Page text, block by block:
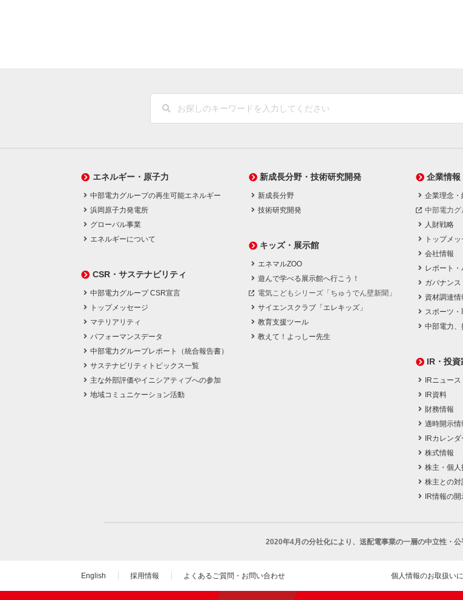
エネルギー・原子力
中部電力グループの再生可能エネルギー
浜岡原子力発電所
グローバル事業
エネルギーについて
CSR・サステナビリティ
中部電力グループ CSR宣言
トップメッセージ
マテリアリティ
パフォーマンスデータ
中部電力グループレポート（統合報告書）
サステナビリティトピックス一覧
主な外部評価やイニシアティブへの参加
地域コミュニケーション活動
新成長分野・技術研究開発
新成長分野
技術研究開発
キッズ・展示館
エネマルZOO
遊んで学べる展示館へ行こう！
電気こどもシリーズ「ちゅうでん壁新聞」
サイエンスクラブ「エレキッズ」
教育支援ツール
教えて！よっしー先生
企業情報
企業理念・
中部電力
人財戦略
トップメ
会社情報
レポート・
ガバナンス
資材調達情
スポーツ
中部電力、
IR・投資
IRニュース
IR資料
財務情報
適時開示情
IRカレンダ
株式情報
株主・個
株主との対
IR情報の
2020年4月の分社化により、 送配電事業の一層の中立性・公
English 採用情報 よくあるご質問・お問い合わせ 個人情報のお取扱い